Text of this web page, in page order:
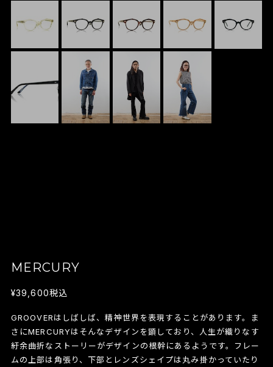
MERCURY
¥39,600税込
GROOVERはしばしば、精神世界を表現することがあります。ま
さにMERCURYはそんなデザインを顕しており、人生が織りなす
紆余曲折なストーリーがデザインの根幹にあるようです。フレー
ムの上部は角張り、下部とレンズシェイプは丸み掛かっていたり